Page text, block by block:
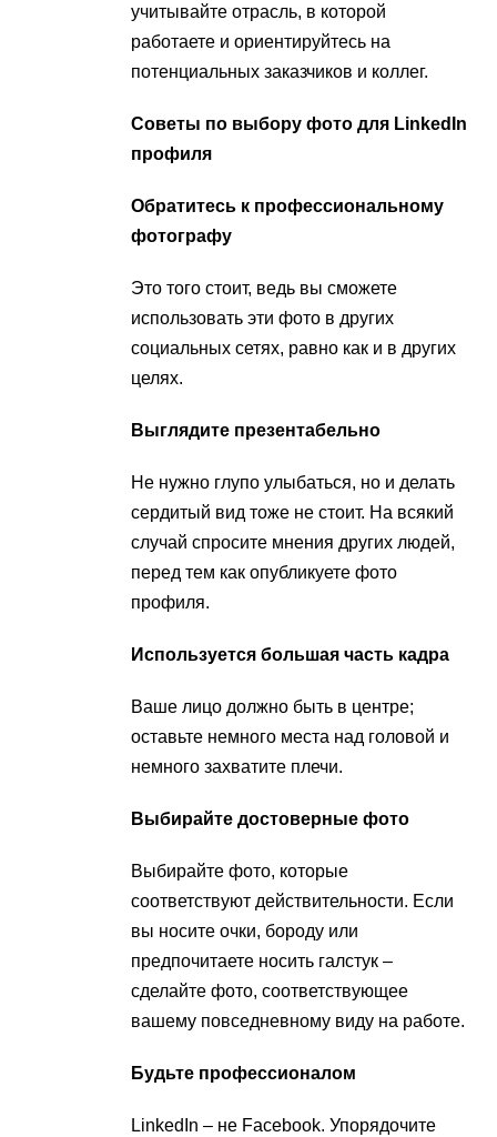
учитывайте отрасль, в которой
работаете и ориентируйтесь на
потенциальных заказчиков и коллег.
Советы по выбору фото для LinkedIn
профиля
Обратитесь к профессиональному
фотографу
Это того стоит, ведь вы сможете
использовать эти фото в других
социальных сетях, равно как и в других
целях.
Выглядите презентабельно
Не нужно глупо улыбаться, но и делать
сердитый вид тоже не стоит. На всякий
случай спросите мнения других людей,
перед тем как опубликуете фото
профиля.
Используется большая часть кадра
Ваше лицо должно быть в центре;
оставьте немного места над головой и
немного захватите плечи.
Выбирайте достоверные фото
Выбирайте фото, которые
соответствуют действительности. Если
вы носите очки, бороду или
предпочитаете носить галстук –
сделайте фото, соответствующее
вашему повседневному виду на работе.
Будьте профессионалом
LinkedIn – не Facebook. Упорядочите